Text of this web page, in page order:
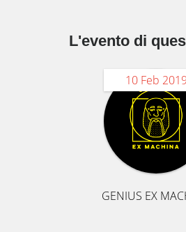
L'evento di
10 Feb 2019
GENIUS EX